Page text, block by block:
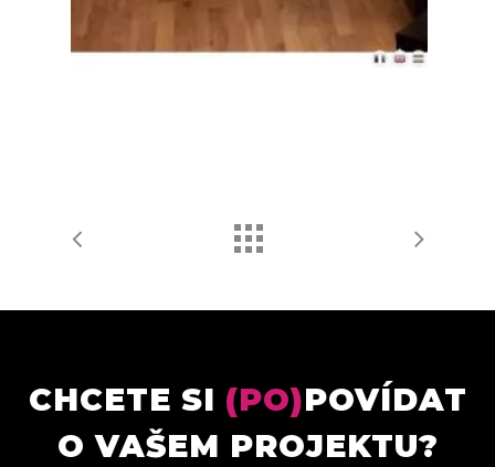
CHCETE SI (PO)POVÍDAT
O VAŠEM PROJEKTU?